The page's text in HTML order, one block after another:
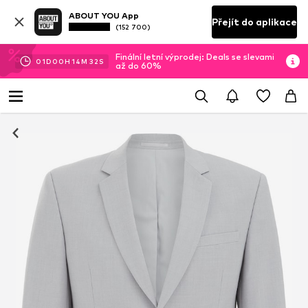
ABOUT YOU App
(152 700) Přejít do aplikace
01D 00H 14M 31 S
Finální letní výprodej: Deals se slevami
až do 60%